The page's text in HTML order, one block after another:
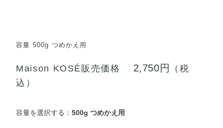
容量 500g つめかえ用
Maison KOSÉ販売価格 2,750円
（税
込）
容量を選択する：500g つめかえ用